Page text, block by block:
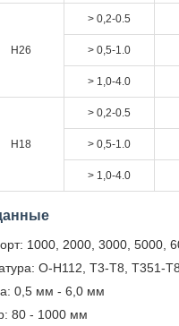
H26
> 0,2-0.5
> 0,5-1.0
> 1,0-4.0
H18
> 0,2-0.5
> 0,5-1.0
> 1,0-4.0
1000, 2000, 3000, 5000,
O-H112, T3-T8, T351-
0,5 мм - 6,0 мм
80 - 1000 мм